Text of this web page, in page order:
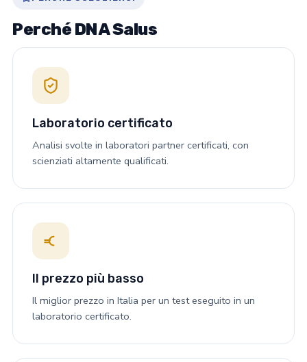
Perché DNA Salus
Laboratorio certificato
Analisi svolte in laboratori partner certificati, con
scienziati altamente qualificati.
Il prezzo più basso
Il miglior prezzo in Italia per un test eseguito in un
laboratorio certificato.